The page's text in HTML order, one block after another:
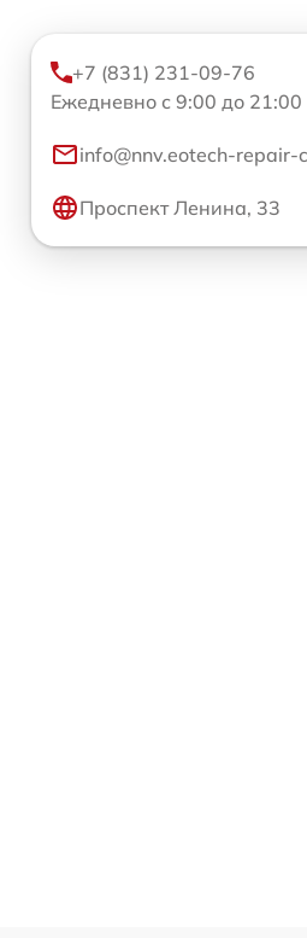
+7 (831) 231-09-76
Ежедневно с 9:00 до 21:00
info@nnv.eotech-repair-
Проспект Ленина, 33